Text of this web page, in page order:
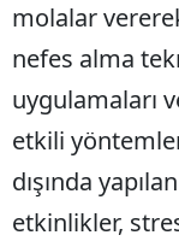
molalar
nefes alma
uygulamaları
etkili
dışında
etkinlikler,